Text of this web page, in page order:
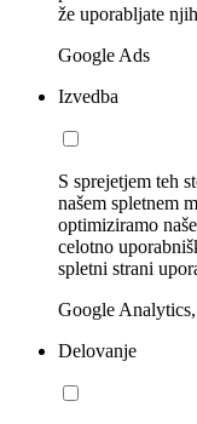
že uporabljate
Google Ads
Izvedba
S sprejetjem teh
našem spletnem
optimiziramo
celotno
spletni strani
Google
Delovanje